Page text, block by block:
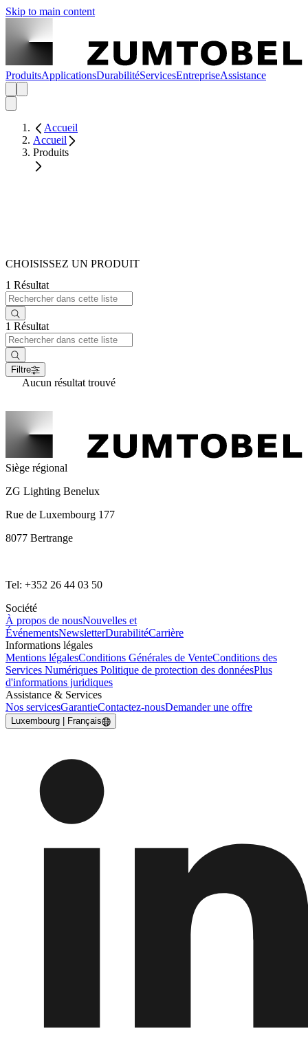
Skip to main content
ProduitsApplicationsDurabilitéServicesEntrepriseAssistance
Accueil
Accueil
Produits
CHOISISSEZ UN PRODUIT
1 Résultat
1 Résultat
Filtre
Aucun résultat trouvé
Siège régional
ZG Lighting Benelux
Rue de Luxembourg 177
8077 Bertrange
Tel: +352 26 44 03 50
Société
À propos de nousNouvelles et
ÉvénementsNewsletterDurabilitéCarrière
Informations légales
Mentions légalesConditions Générales de VenteConditions des
Services Numériques Politique de protection des donnéesPlus
d'informations juridiques
Assistance & Services
Nos servicesGarantieContactez-nousDemander une offre
Luxembourg | Français